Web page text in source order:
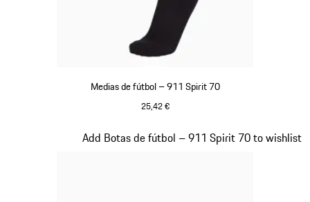
Medias de fútbol – 911 Spirit 70
25,42 €
Add Botas de fútbol – 911 Spirit 70 to wishlist
Diapositiva 2 de 8